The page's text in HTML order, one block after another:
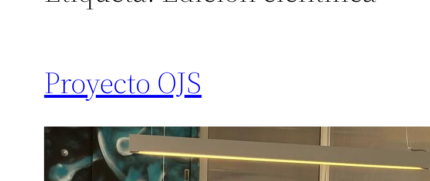
Proyecto OJS